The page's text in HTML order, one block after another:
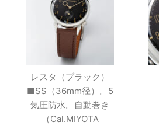
レスタ（ブラック）
■SS（36mm径）。5
気圧防水。自動巻き
（Cal.MIYOTA